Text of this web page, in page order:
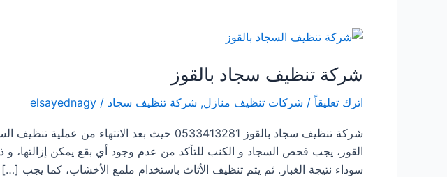
شركة تنظيف سجاد بالقوز
اترك تعليقاً / شركات تنظيف منازل, شركة تنظيف سجاد /
elsayednagy
شركة تنظيف سجاد بالقوز 0533413281 حيث بعد
القوز، يجب فحص السجاد و الكنب للتأكد من عدم وجود أي بقع يمكن إزالتها، و
سوداء نتيجة الغبار. ثم يتم تنظيف الأثاث باستخدام ملمع الأخشاب، كما يجب […]